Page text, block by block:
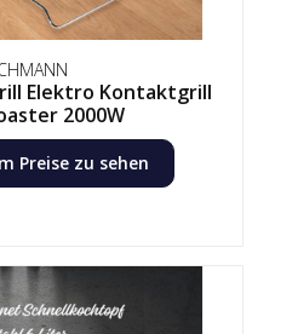
Elektro Kontaktgrill
2000W
Preise zu sehen